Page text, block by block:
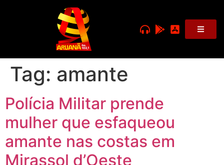
Tag: amante
Polícia Militar prende
mulher que esfaqueou
amante nas costas em
Mirassol d’Oeste